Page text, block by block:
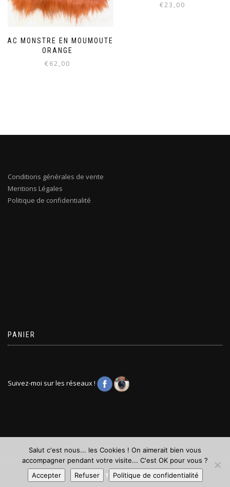
SAC MONSTRE EN MOUMOUTE
ORANGE
€62,00
€23,00
Conditions générales de vente
Mentions Légales
Politique de confidentialité
PANIER
Suivez-moi sur les réseaux !
© PUNKY ZIGGY 2026
Salut c'est nous... les Cookies ! On aimerait bien vous
accompagner pendant votre visite... C'est OK pour vous ?
Accepter
Refuser Politique de confidentialité